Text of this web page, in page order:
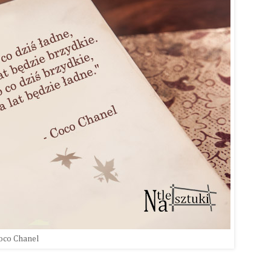
Chanel